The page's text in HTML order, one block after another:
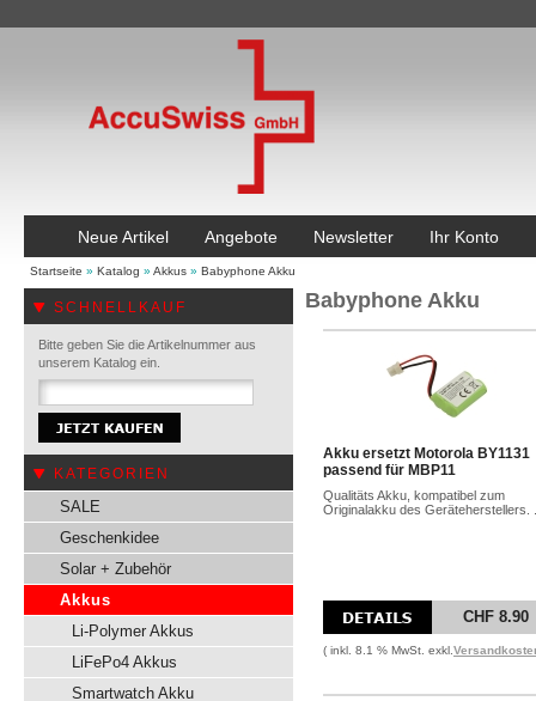
Neue Artikel Angebote Newsletter Ihr Konto
Startseite » Katalog » Akkus » Babyphone Akku
SCHNELLKAUF
Bitte geben Sie die Artikelnummer aus
unserem Katalog ein.
KATEGORIEN
SALE
Geschenkidee
Solar + Zubehör
Akkus
Li-Polymer Akkus
LiFePo4 Akkus
Smartwatch Akku
Babyphone Akku
Akku ersetzt Motorola BY1131
passend für MBP11
Qualitäts Akku, kompatibel zum
Originalakku des Geräteherstellers.
CHF 8.90
( inkl. 8.1 % MwSt. exkl.